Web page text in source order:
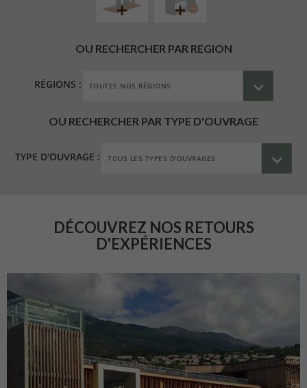
OU RECHERCHER PAR REGION
RÉGIONS :
OU RECHERCHER PAR TYPE D'OUVRAGE
TYPE D'OUVRAGE :
DÉCOUVREZ NOS RETOURS
D'EXPÉRIENCES